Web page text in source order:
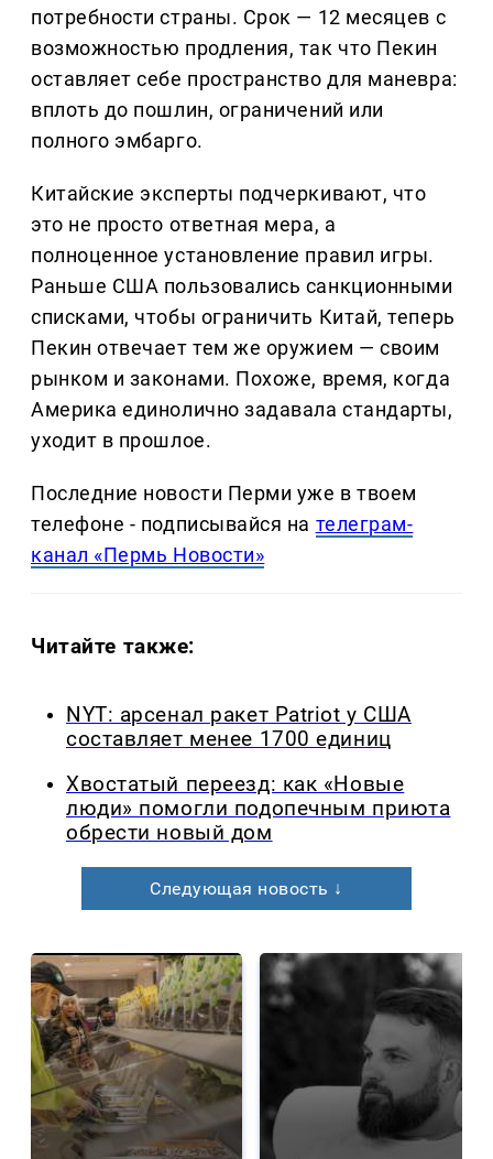
потребности страны. Срок — 12 месяцев с
возможностью продления, так что Пекин
оставляет себе пространство для маневра:
вплоть до пошлин, ограничений или
полного эмбарго.
Китайские эксперты подчеркивают, что
это не просто ответная мера, а
полноценное установление правил игры.
Раньше США пользовались санкционными
списками, чтобы ограничить Китай, теперь
Пекин отвечает тем же оружием — своим
рынком и законами. Похоже, время, когда
Америка единолично задавала стандарты,
уходит в прошлое.
Последние новости Перми уже в твоем
телефоне - подписывайся на телеграм-
канал «Пермь Новости»
Читайте также:
NYT: арсенал ракет Patriot у США
составляет менее 1700 единиц
Хвостатый переезд: как «Новые
люди» помогли подопечным приюта
обрести новый дом
Следующая новость ↓